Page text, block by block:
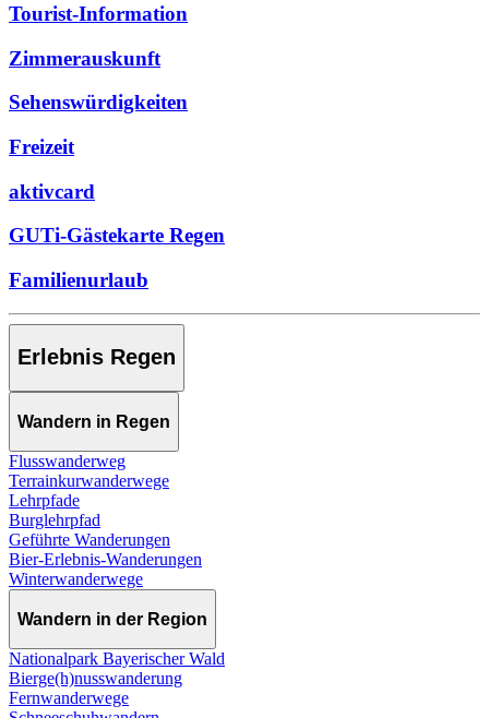
Tourist-Information
Zimmerauskunft
Sehenswürdigkeiten
Freizeit
aktivcard
GUTi-Gästekarte Regen
Familienurlaub
Erlebnis Regen
Wandern in Regen
Flusswanderweg
Terrainkurwanderwege
Lehrpfade
Burglehrpfad
Geführte Wanderungen
Bier-Erlebnis-Wanderungen
Winterwanderwege
Wandern in der Region
Nationalpark Bayerischer Wald
Bierge(h)nusswanderung
Fernwanderwege